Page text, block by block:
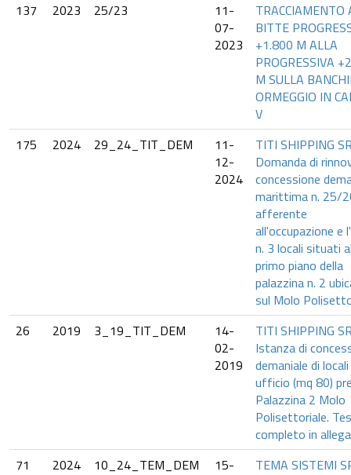
137
2023 25/23
11-
07-
2023
TRACCIAMENTO
BITTE
+1.800 M ALLA
PROGRESSIVA
M SULLA
ORMEGGIO IN
V
175
2024 29_24_TIT_DEM
11-
12-
2024
TITI SHIPPING
Domanda di
concessione
marittima n. 25/
afferente
all'occupazione e
n. 3 locali situati
primo piano della
palazzina n. 2
sul Molo
26
2019 3_19_TIT_DEM
14-
02-
2019
TITI SHIPPING
Istanza di
demaniale di
ufficio (mq 80)
Palazzina 2 Molo
Polisettoriale.
completo in
71
2024 10_24_TEM_DEM
15-
TEMA SISTEMI